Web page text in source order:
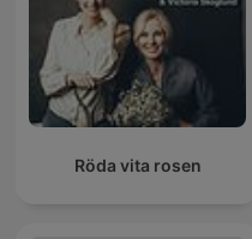
Röda vita rosen